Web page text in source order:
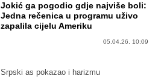
Jokić ga pogodio gdje najviše boli:
Jedna rečenica u programu uživo
zapalila cijelu Ameriku
05.04.26. 10:09
Srpski as pokazao i harizmu